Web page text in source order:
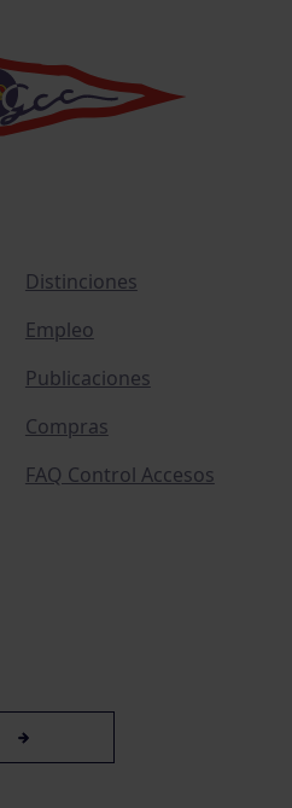
Distinciones
Empleo
Publicaciones
Compras
FAQ Control Accesos